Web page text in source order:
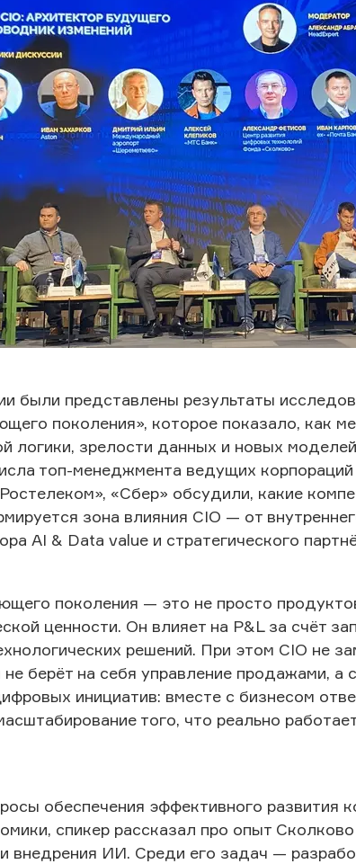
были представлены результаты
поколения», которое показало, как
логики, зрелости данных и новых
топ-менеджмента ведущих
«Сбер» обсудили, какие
зона влияния CIO — от
AI & Data value и стратегического
поколения — это не просто
ценности. Он влияет на P&L за счёт
решений. При этом CIO не
не берёт на себя управление продажами, а
инициатив: вместе с бизнесом
того, что реально
обеспечения эффективного развития
спикер рассказал про опыт
внедрения ИИ. Среди его задач —